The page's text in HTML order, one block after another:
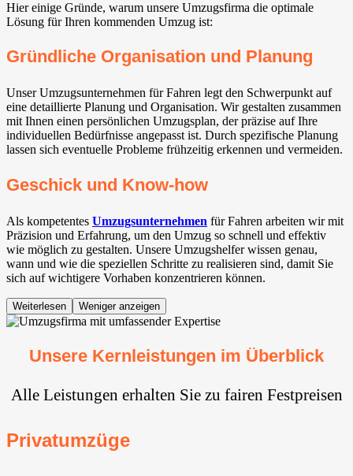
Hier einige Gründe, warum unsere Umzugsfirma die optimale
Lösung für Ihren kommenden Umzug ist:
Gründliche Organisation und Planung
Unser Umzugsunternehmen für Fahren legt den Schwerpunkt auf
eine detaillierte Planung und Organisation. Wir gestalten zusammen
mit Ihnen einen persönlichen Umzugsplan, der präzise auf Ihre
individuellen Bedürfnisse angepasst ist. Durch spezifische Planung
lassen sich eventuelle Probleme frühzeitig erkennen und vermeiden.
Geschick und Know-how
Als kompetentes Umzugsunternehmen für Fahren arbeiten wir mit
Präzision und Erfahrung, um den Umzug so schnell und effektiv
wie möglich zu gestalten. Unsere Umzugshelfer wissen genau,
wann und wie die speziellen Schritte zu realisieren sind, damit Sie
sich auf wichtigere Vorhaben konzentrieren können.
Weiterlesen Weniger anzeigen
Unsere Kernleistungen im Überblick
Alle Leistungen erhalten Sie zu fairen Festpreisen
Privatumzüge